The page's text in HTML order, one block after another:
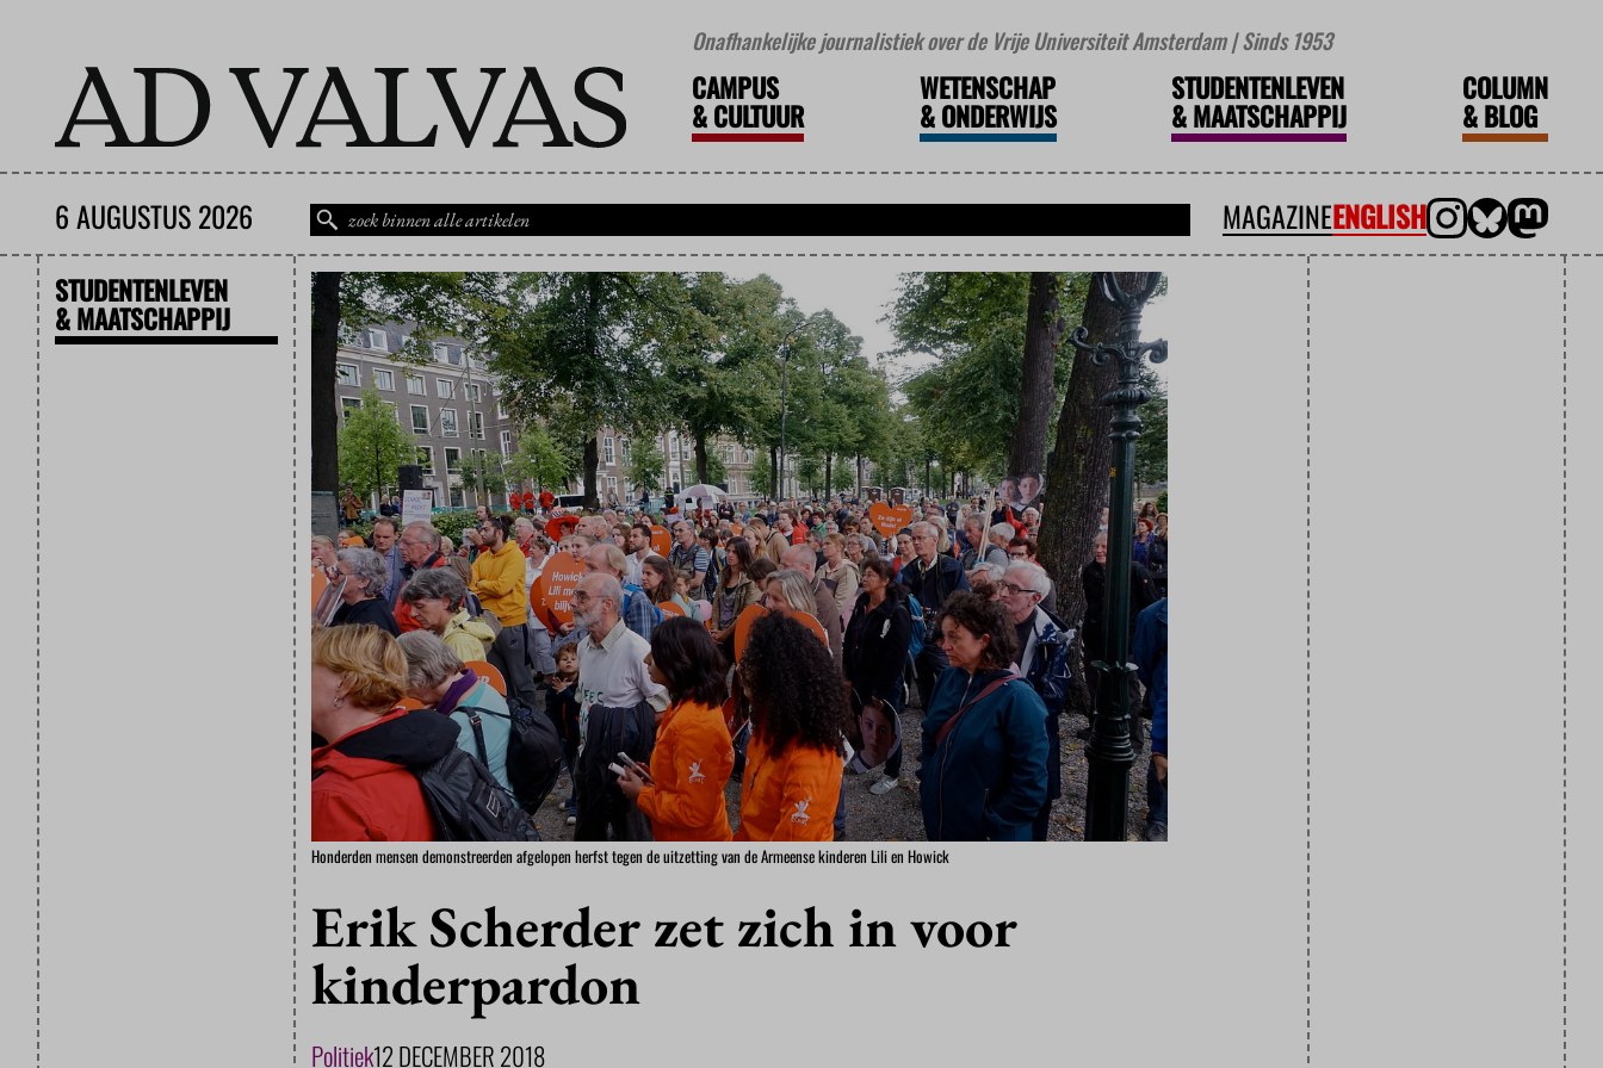
Onafhankelijke journalistiek over de Vrije Universiteit Amsterdam | Sinds 1953
CAMPUS
&CULTUUR
WETENSCHAP
&ONDERWIJS
STUDENTENLEVEN
&MAATSCHAPPIJ
COLUMN
&BLOG
6 AUGUSTUS 2026 MAGAZINEENGLISH
STUDENTENLEVEN
& MAATSCHAPPIJ
Honderden mensen demonstreerden afgelopen herfst tegen de uitzetting van de Armeense kinderen Lili en Howick
Erik Scherder zet zich in voor
kinderpardon
Politiek12 DECEMBER 2018